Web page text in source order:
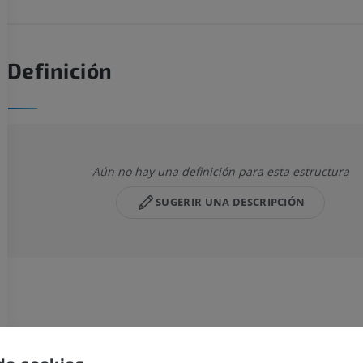
Definición
Aún no hay una definición para esta estructura
SUGERIR UNA DESCRIPCIÓN